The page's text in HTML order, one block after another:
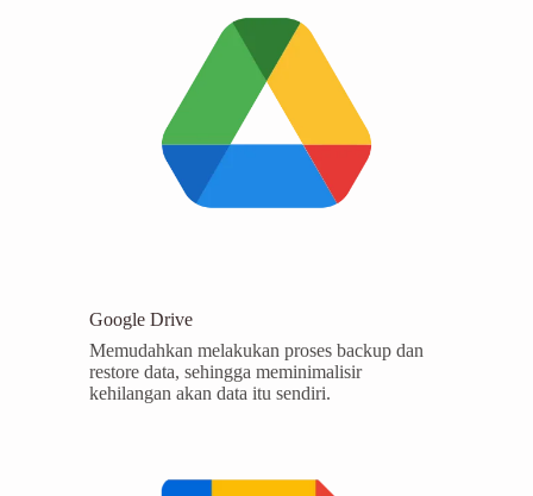
Google Drive
Memudahkan melakukan proses backup dan
restore data, sehingga meminimalisir
kehilangan akan data itu sendiri.